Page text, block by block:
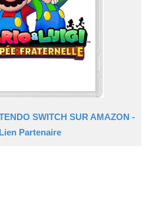
SWITCH SUR AMAZON -
Lien Partenaire